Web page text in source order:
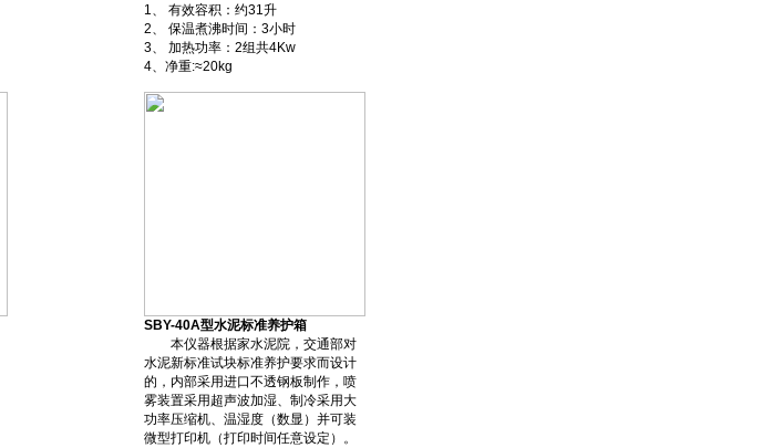
1、 有效容积：约31升
2、 保温煮沸时间：3小时
3、 加热功率：2组共4Kw
4、净重:≈20kg
SBY-40A型水泥标准养护箱
本仪器根据家水泥院，交通部对
水泥新标准试块标准养护要求而设计
的，内部采用进口不透钢板制作，喷
雾装置采用超声波加湿、制冷采用大
功率压缩机、温湿度（数显）并可装
微型打印机（打印时间任意设定）。